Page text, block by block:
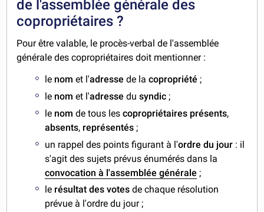
de l'assemblée générale des
copropriétaires ?
Pour être valable, le procès-verbal de l'assemblée
générale des copropriétaires doit mentionner :
le nomet l'adresse de lacopropriété ;
le nom et l'adressedusyndic ;
le nomde tous les copropriétaires présents,
absents, représentés ;
un rappel des points figurant à l'ordre du jour : il
s'agit des sujets prévus énumérés dans la
convocation à l'assemblée générale ;
le résultat des votesde chaque résolution
prévue à l'ordre du jour ;